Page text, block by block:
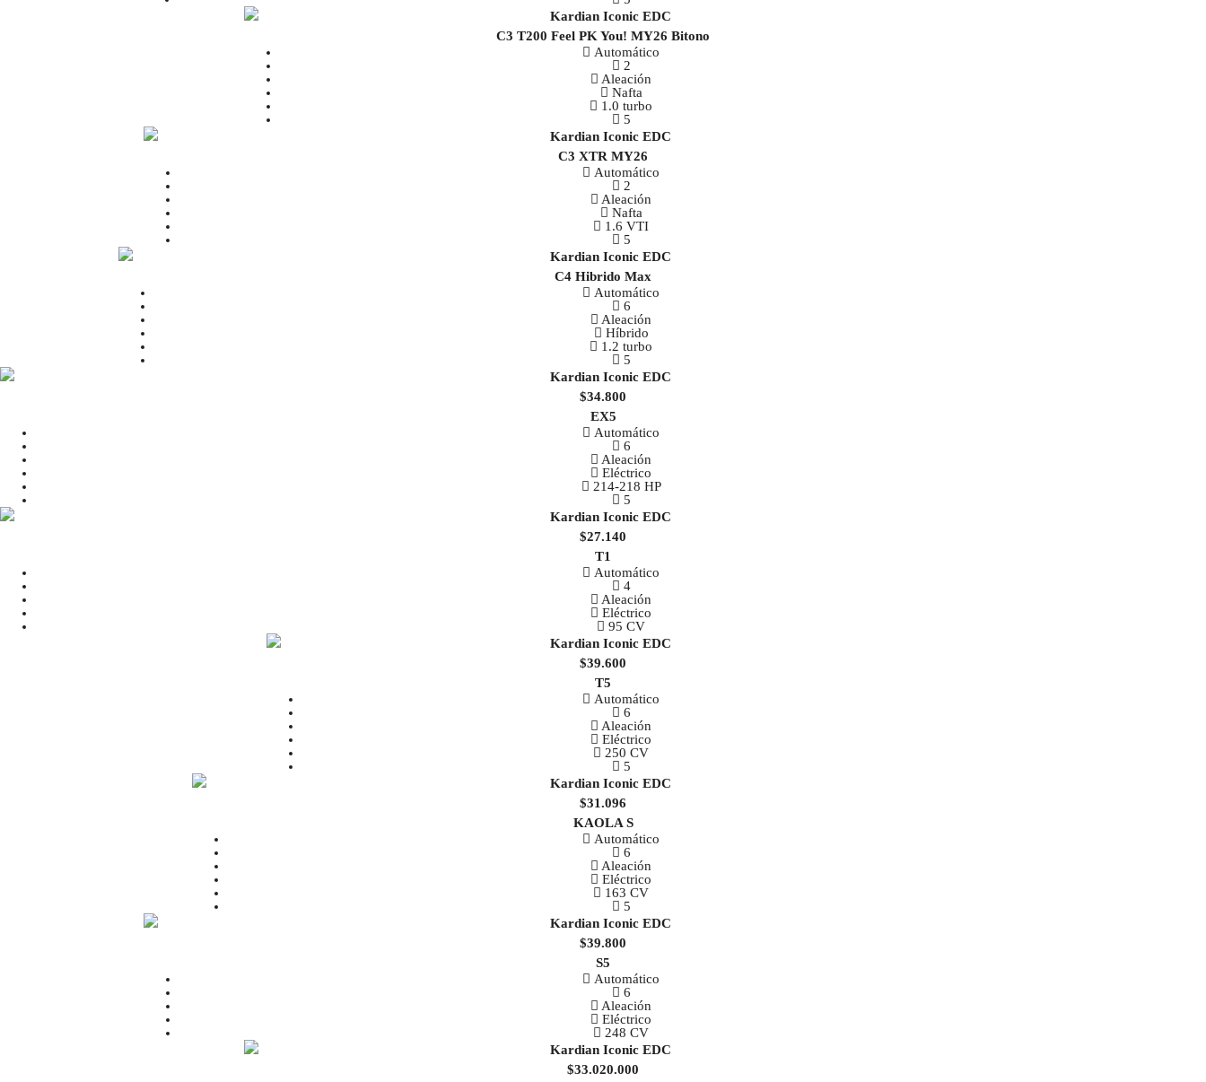
C3 T200 Feel PK You! MY26 Bitono
Automático
2
Aleación
Nafta
1.0 turbo
5
C3 XTR MY26
Automático
2
Aleación
Nafta
1.6 VTI
5
C4 Hibrido Max
Automático
6
Aleación
Híbrido
1.2 turbo
5
$34.800
EX5
Automático
6
Aleación
Eléctrico
214-218 HP
5
$27.140
T1
Automático
4
Aleación
Eléctrico
95 CV
$39.600
T5
Automático
6
Aleación
Eléctrico
250 CV
5
$31.096
KAOLA S
Automático
6
Aleación
Eléctrico
163 CV
5
$39.800
S5
Automático
6
Aleación
Eléctrico
248 CV
$33.020.000